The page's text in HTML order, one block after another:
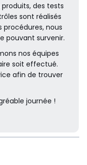
des tests
sont réalisés
procédures, nous
pouvant survenir.
nos équipes
soit effectué.
afin de trouver
journée !